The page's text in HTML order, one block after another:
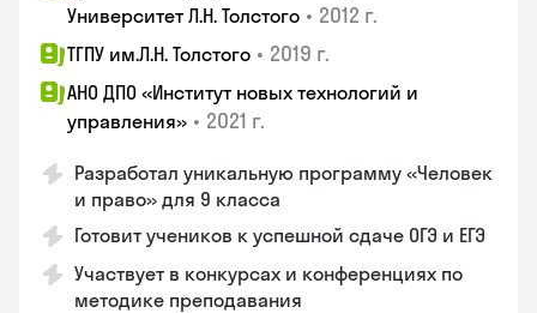
Университет Л.Н. Толстого • 2012 г.
ТГПУ им.Л.Н. Толстого • 2019 г.
АНО ДПО «Институт новых технологий и
управления» • 2021 г.
Разработал уникальную программу «Человек
и право» для 9 класса
Готовит учеников к успешной сдаче ОГЭ и ЕГЭ
Участвует в конкурсах и конференциях по
методике преподавания